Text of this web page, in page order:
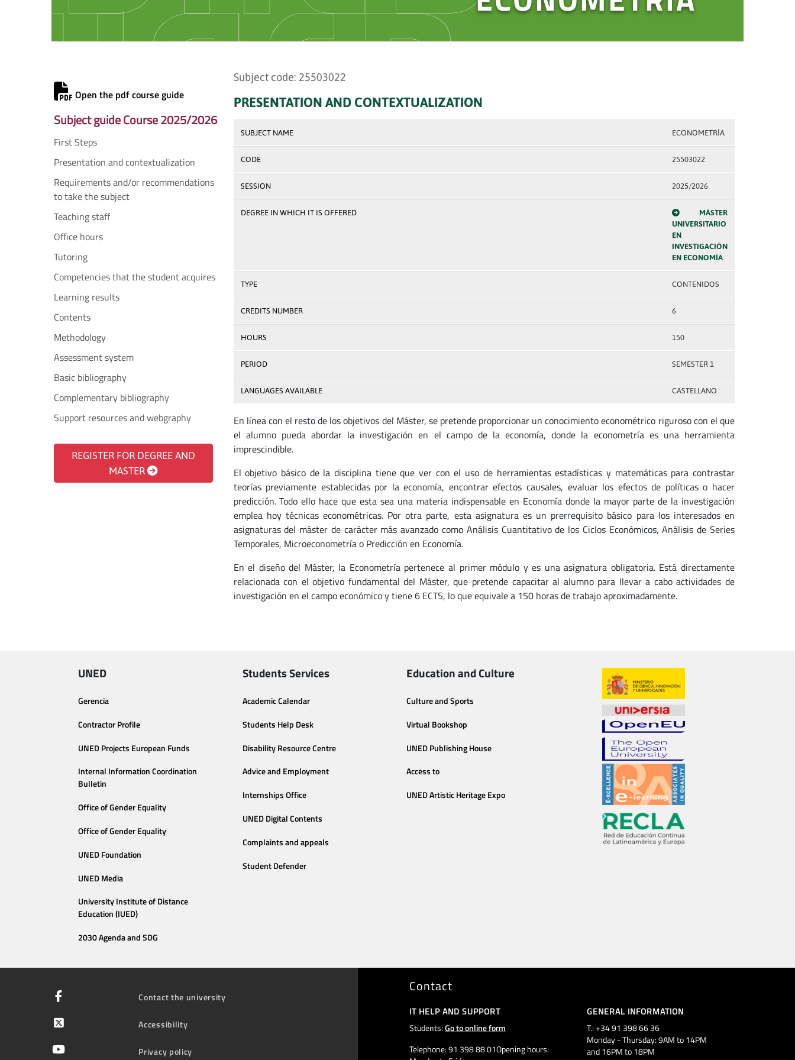
Open the pdf course guide
Subject guide Course 2025/2026
First Steps
Presentation and contextualization
Requirements and/or recommendations
to take the subject
Teaching staff
Office hours
Tutoring
Competencies that the student acquires
Learning results
Contents
Methodology
Assessment system
Basic bibliography
Complementary bibliography
Support resources and webgraphy
REGISTER FOR DEGREE AND
MASTER
Subject code: 25503022
PRESENTATION AND CONTEXTUALIZATION
SUBJECT NAME ECONOMETRÍA
CODE 25503022
SESSION 2025/2026
DEGREE IN WHICH IT IS OFFERED
MÁSTER
UNIVERSITARIO
EN
INVESTIGACIÓN
EN ECONOMÍA
TYPE CONTENIDOS
CREDITS NUMBER 6
HOURS 150
PERIOD SEMESTER 1
LANGUAGES AVAILABLE CASTELLANO
En línea con el resto de los objetivos del Máster, se pretende proporcionar un conocimiento econométrico riguroso con el que
el alumno pueda abordar la investigación en el campo de la economía, donde la econometría es una herramienta
imprescindible.
El objetivo básico de la disciplina tiene que ver con el uso de herramientas estadísticas y matemáticas para contrastar
teorías previamente establecidas por la economía, encontrar efectos causales, evaluar los efectos de políticas o hacer
predicción. Todo ello hace que esta sea una materia indispensable en Economía donde la mayor parte de la investigación
emplea hoy técnicas econométricas. Por otra parte, esta asignatura es un prerrequisito básico para los interesados en
asignaturas del máster de carácter más avanzado como Análisis Cuantitativo de los Ciclos Económicos, Análisis de Series
Temporales, Microeconometría o Predicción en Economía.
En el diseño del Máster, la Econometría pertenece al primer módulo y es una asignatura obligatoria. Está directamente
relacionada con el objetivo fundamental del Máster, que pretende capacitar al alumno para llevar a cabo actividades de
investigación en el campo económico y tiene 6 ECTS, lo que equivale a 150 horas de trabajo aproximadamente.
UNED
Gerencia
Contractor Profile
UNED Projects European Funds
Internal Information Coordination
Bulletin
Office of Gender Equality
Office of Gender Equality
UNED Foundation
UNED Media
University Institute of Distance
Education (IUED)
2030 Agenda and SDG
Students Services
Academic Calendar
Students Help Desk
Disability Resource Centre
Advice and Employment
Internships Office
UNED Digital Contents
Complaints and appeals
Student Defender
Education and Culture
Culture and Sports
Virtual Bookshop
UNED Publishing House
Access to
UNED Artistic Heritage Expo
Contact the university
Accessibility
Privacy policy
Contact
IT HELP AND SUPPORT
Students:Go to online form
Telephone: 91 398 88 01Opening hours:
GENERAL INFORMATION
T.: +34 91 398 66 36
Monday - Thursday: 9AM to 14PM
and 16PM to 18PM